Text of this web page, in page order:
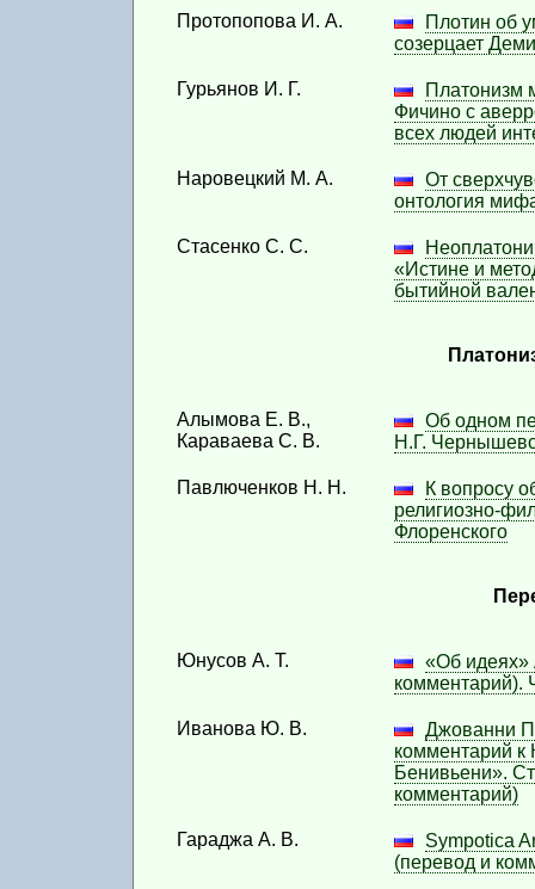
Вып. 7
(2017 / 2)
(2017 / 1)
Вып. 5
Вып. 4
(2016 / 1)
Вып. 3
(2015 / 2)
Протопопова И. А.
Плотин об
созерцает
Гурьянов И. Г.
Платонизм
Фичино с
всех людей
Наровецкий М. А.
От
онтология
Стасенко С. С.
«Истине и
бытийной
Алымова Е. В.,
Караваева С. В.
Об одном
Н.Г.
Павлюченков Н. Н.
К вопросу
религиозно-
Флоренского
Юнусов А. Т.
«Об идеях»
комментарий).
Иванова Ю. В.
Джованни
комментарий
Бенивьени».
комментарий)
Гараджа А. В.
Sympotica
(перевод и